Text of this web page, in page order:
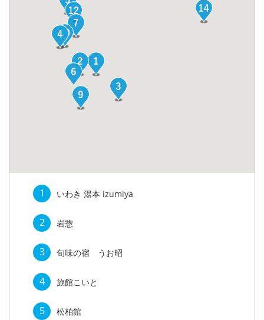
1 いわき 湯本 izumiya
2 岩惣
3 旬味の宿 うお昭
4 旅館こいと
5 松柏館